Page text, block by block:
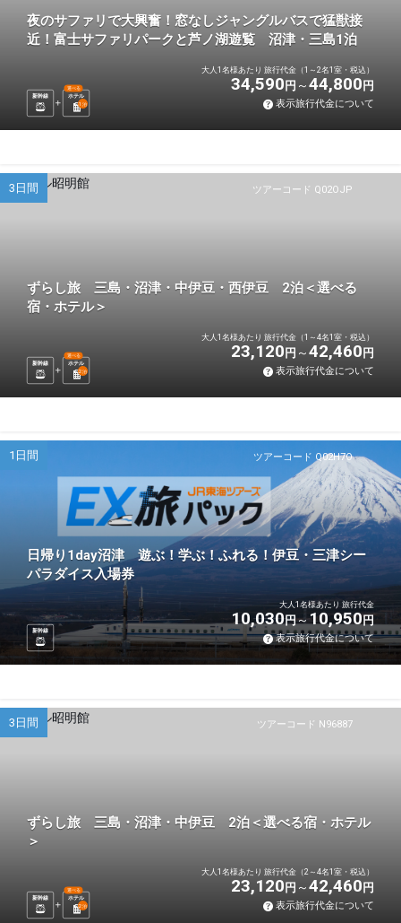
夜のサファリで大興奮！窓なしジャングルバスで猛獣接
近！富士サファリパークと芦ノ湖遊覧 沼津・三島1泊
新幹線 ホテル
選べる
1 泊
大人1名様あたり 旅行代金（1～2名1室・税込）
34,590 円 44,800 円
表示旅行代金について
ツアーコード Q02OJP
3日間
ずらし旅 三島・沼津・中伊豆・西伊豆 2泊＜選べる
宿・ホテル＞
新幹線 ホテル
選べる
2泊
大人1名様あたり 旅行代金（1～4名1室・税込）
23,120 円 42,460 円
表示旅行代金について
ツアーコード Q02H7O
1日間
日帰り1day沼津 遊ぶ！学ぶ！ふれる！伊豆・三津シー
パラダイス入場券
新幹線
大人1名様あたり 旅行代金
10,030円 10,950円
表示旅行代金について
ツアーコード N96887
3日間
ずらし旅 三島・沼津・中伊豆 2泊＜選べる宿・ホテル
＞
新幹線 ホテル
選べる
2泊
大人1名様あたり 旅行代金（2～4名1室・税込）
23,120 円 42,460 円
表示旅行代金について